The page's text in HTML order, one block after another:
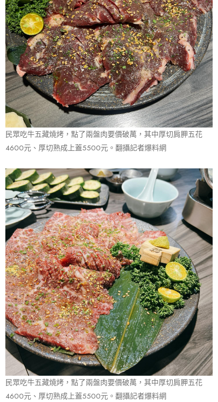
民眾吃牛五藏燒烤，點了兩盤肉要價破萬，其中厚切肩胛五花
4600元、厚切熟成上蓋5500元。翻攝記者爆料網
民眾吃牛五藏燒烤，點了兩盤肉要價破萬，其中厚切肩胛五花
4600元、厚切熟成上蓋5500元。翻攝記者爆料網